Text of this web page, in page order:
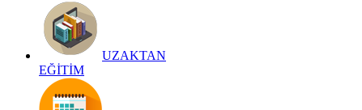
UZAKTAN
EĞİTİM